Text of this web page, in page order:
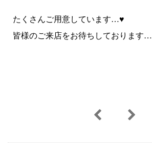
たくさんご用意しています…♥
皆様のご来店をお待ちしております…